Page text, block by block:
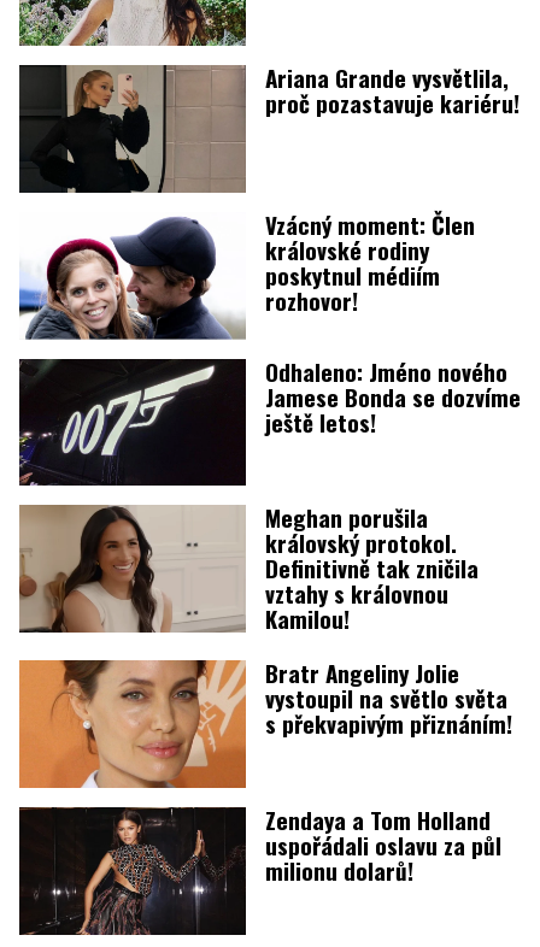
Ariana Grande vysvětlila,
proč pozastavuje kariéru!
Vzácný moment: Člen
královské rodiny
poskytnul médiím
rozhovor!
Odhaleno: Jméno nového
Jamese Bonda se dozvíme
ještě letos!
Meghan porušila
královský protokol.
Definitivně tak zničila
vztahy s královnou
Kamilou!
Bratr Angeliny Jolie
vystoupil na světlo světa
s překvapivým přiznáním!
Zendaya a Tom Holland
uspořádali oslavu za půl
milionu dolarů!